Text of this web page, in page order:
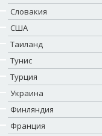
Словакия
США
Таиланд
Тунис
Турция
Украина
Финляндия
Франция